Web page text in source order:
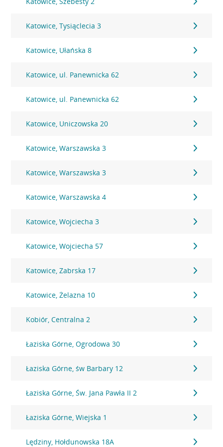
Katowice, Tysiąclecia 3
Katowice, Ułańska 8
Katowice, ul. Panewnicka 62
Katowice, ul. Panewnicka 62
Katowice, Uniczowska 20
Katowice, Warszawska 3
Katowice, Warszawska 3
Katowice, Warszawska 4
Katowice, Wojciecha 3
Katowice, Wojciecha 57
Katowice, Zabrska 17
Katowice, Żelazna 10
Kobiór, Centralna 2
Łaziska Górne, Ogrodowa 30
Łaziska Górne, św Barbary 12
Łaziska Górne, Św. Jana Pawła II 2
Łaziska Górne, Wiejska 1
Lędziny, Hołdunowska 18A